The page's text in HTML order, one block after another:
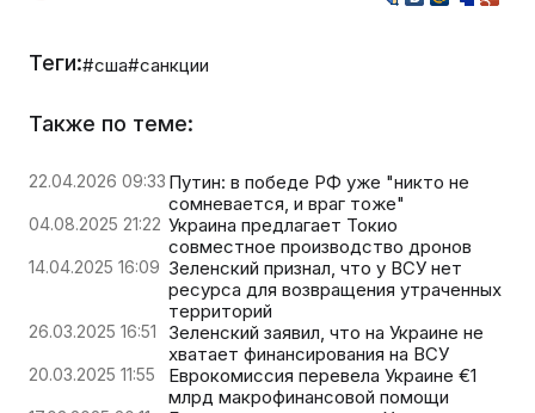
Теги:#сша#санкции
Также по теме:
22.04.2026 09:33 Путин: в победе РФ уже "никто не
сомневается, и враг тоже"
04.08.2025 21:22 Украина предлагает Токио
совместное производство дронов
14.04.2025 16:09 Зеленский признал, что у ВСУ нет
ресурса для возвращения утраченных
территорий
26.03.2025 16:51
Зеленский заявил, что на Украине не
хватает финансирования на ВСУ
20.03.2025 11:55
Еврокомиссия перевела Украине €1
млрд макрофинансовой помощи